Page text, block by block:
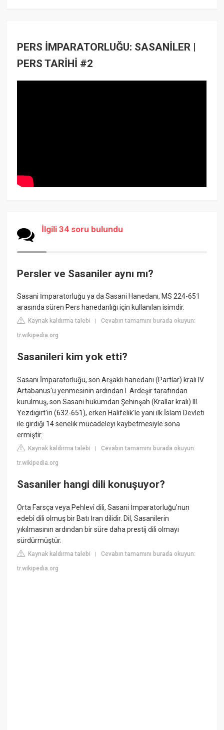
PERS İMPARATORLUĞU: SASANİLER |
PERS TARİHİ #2
İlgili 34 soru bulundu
Persler ve Sasaniler aynı mı?
Sasani İmparatorluğu ya da Sasani Hanedanı, MS 224-651
arasında süren Pers hanedanlığı için kullanılan isimdir.
Kaynak kaldırma talebi |Cevabın tamamını burada okuyun:
tr.wikipedia.org
Sasanileri kim yok etti?
Sasani İmparatorluğu, son Arşaklı hanedanı (Partlar) kralı IV.
Artabanus'u yenmesinin ardından I. Ardeşir tarafından
kurulmuş, son Sasani hükümdarı Şehinşah (Krallar kralı) III.
Yezdigirt'in (632-651), erken Halifelik'le yani ilk İslam Devleti
ile girdiği 14 senelik mücadeleyi kaybetmesiyle sona
ermiştir.
Kaynak kaldırma talebi |Cevabın tamamını burada okuyun:
tr.wikipedia.org
Sasaniler hangi dili konuşuyor?
Orta Farsça veya Pehlevî dili, Sasani İmparatorluğu'nun
edebî dili olmuş bir Batı İran dilidir. Dil, Sasanilerin
yıkılmasının ardından bir süre daha prestij dili olmayı
sürdürmüştür.
Kaynak kaldırma talebi |Cevabın tamamını burada okuyun:
tr.wikipedia.org